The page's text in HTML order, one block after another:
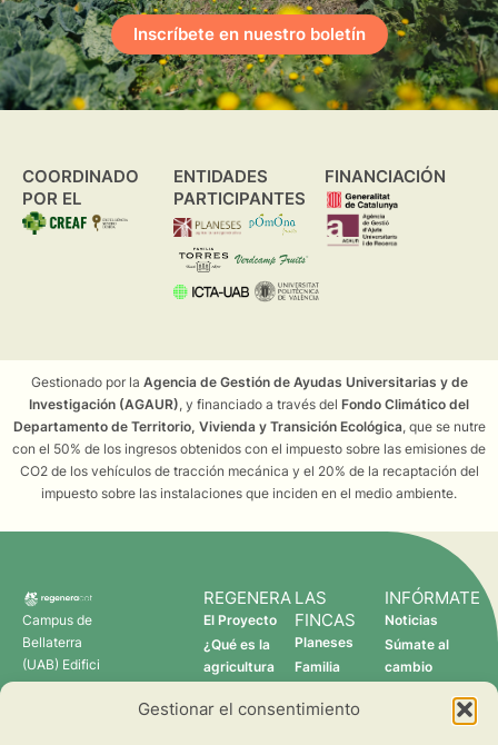
Gestionar el consentimiento
Inscríbete en nuestro boletín
COORDINADO
POR EL
ENTIDADES
PARTICIPANTES
FINANCIACIÓN
Gestionado por la Agencia de Gestión de Ayudas Universitarias y de
Investigación (AGAUR) , y financiado a través del Fondo Climático del
Departamento de Territorio, Vivienda y Transición Ecológica , que se nutre
con el 50% de los ingresos obtenidos con el impuesto sobre las emisiones de
CO2 de los vehículos de tracción mecánica y el 20% de la recaptación del
impuesto sobre las instalaciones que inciden en el medio ambiente.
Campus de
Bellaterra
(UAB) Edifici
C 08193
REGENERA
El Proyecto
¿Qué es la
agricultura
Quién somos
LAS
FINCAS
Planeses
Familia
Verdcamp
INFÓRMATE
Noticias
Súmate al
cambio